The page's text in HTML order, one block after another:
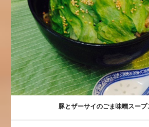
豚とザーサイのごま味噌スープ